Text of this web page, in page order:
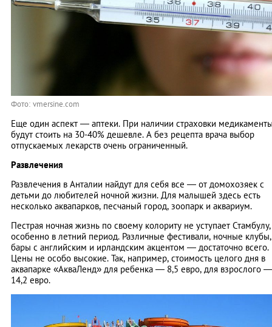
Фото: vmersine.com
Еще один аспект — аптеки. При наличии страховки
будут стоить на 30-40% дешевле. А без рецепта врача выбор
отпускаемых лекарств очень ограниченный.
Развлечения
Развлечения в Анталии найдут для себя все — от домохозяек с
детьми до любителей ночной жизни. Для малышей здесь есть
несколько аквапарков, песчаный город, зоопарк и аквариум.
Пестрая ночная жизнь по своему колориту не уступает Стамбулу,
особенно в летний период. Различные фестивали, ночные клубы,
бары с английским и ирландским акцентом — достаточно всего.
Цены не особо высокие. Так, например, стоимость целого дня в
аквапарке «АкваЛенд» для ребенка — 8,5 евро, для взрослого —
14,2 евро.